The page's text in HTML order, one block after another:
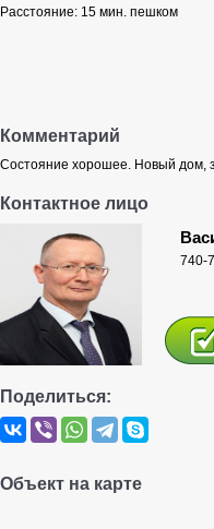
Расстояние: 15 мин. пешком
Комментарий
Состояние хорошее. Новый дом,
Контактное лицо
740-
Поделиться:
Объект на карте